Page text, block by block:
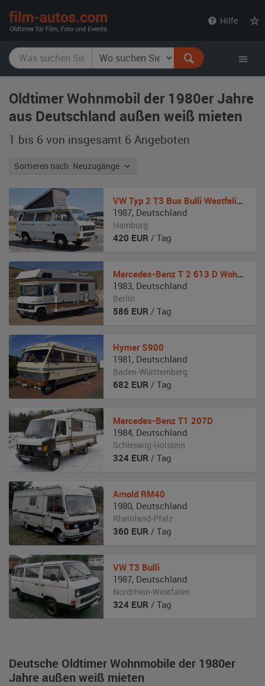
Hilfe
Oldtimer Wohnmobil der 1980er Jahre
aus Deutschland außen weiß mieten
1 bis 6 von insgesamt 6 Angeboten
Sortieren nach: Neuzugänge
Deutsche Oldtimer Wohnmobile der 1980er
Jahre außen weiß mieten
VW Typ 2 T3 Bus Bulli Westfalia Joker
1987, Deutschland
Hamburg
420 EUR / Tag
Mercedes-Benz T 2 613 D Wohnmobil Niesmann Bischhoff Clou
1983, Deutschland
Berlin
586 EUR / Tag
Hymer S900
1981 , Deutschland
Baden-Württemberg
682 EUR / Tag
Mercedes-Benz T1 207D
1984, Deutschland
Schleswig-Holstein
324 EUR / Tag
Arnold RM40
1980, Deutschland
Rheinland-Pfalz
360 EUR / Tag
VW T3 Bulli
1987, Deutschland
Nordrhein-Westfalen
324 EUR / Tag